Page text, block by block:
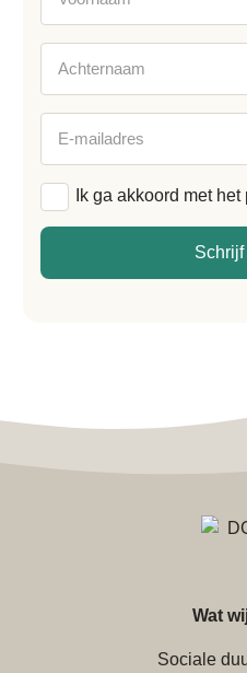
mailadres
Algemene
Ik ga akkoord met het
Wat
Sociale